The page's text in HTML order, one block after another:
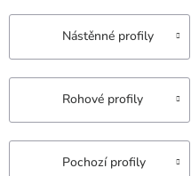
Nástěnné profily
Rohové profily
Pochozí profily